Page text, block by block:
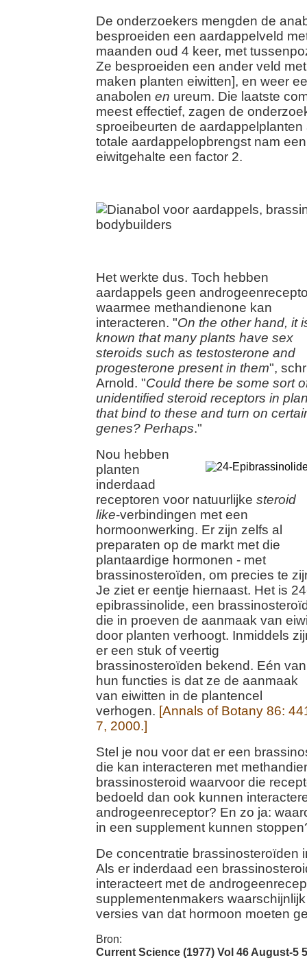
De onderzoekers mengden de
besproeiden een aardappelveld
maanden oud 4 keer, met
Ze besproeiden een ander veld
maken planten eiwitten], en weer
anabolen en ureum. Die laatste
meest effectief, zagen de
sproeibeurten de
totale aardappelopbrengst nam
eiwitgehalte een factor 2.
Het werkte dus. Toch hebben
aardappels geen
waarmee methandienone kan
interacteren. "On the other hand, it
known that many plants have sex
steroids such as testosterone and
progesterone present in them",
Arnold. "Could there be some sort
unidentified steroid receptors in
that bind to these and turn on
genes? Perhaps."
Nou hebben
planten
inderdaad
receptoren voor natuurlijke steroid
like-verbindingen met een
hormoonwerking. Er zijn zelfs al
preparaten op de markt met die
plantaardige hormonen - met
brassinosteroïden, om precies te
Je ziet er eentje hiernaast. Het is
epibrassinolide, een
die in proeven de aanmaak van
door planten verhoogt. Inmiddels
er een stuk of veertig
brassinosteroïden bekend. Eén van
hun functies is dat ze de aanmaak
van eiwitten in de plantencel
verhogen. [Annals of Botany 86:
7, 2000.]
Stel je nou voor dat er een
die kan interacteren met
brassinosteroid waarvoor die
bedoeld dan ook kunnen
androgeenreceptor? En zo ja:
in een supplement kunnen
De concentratie brassinosteroïden
Als er inderdaad een
interacteert met de
supplementenmakers
versies van dat hormoon moeten
Bron:
Current Science (1977) Vol 46 August-5